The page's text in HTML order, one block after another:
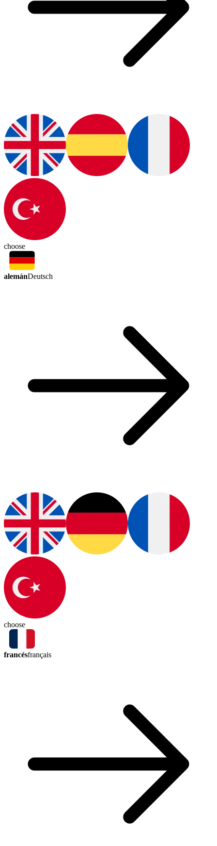
choose
alemánDeutsch
choose
francésfrançais